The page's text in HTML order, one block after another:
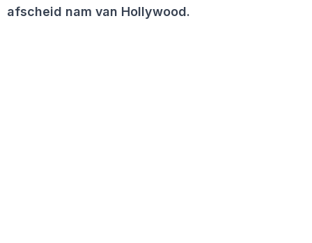
afscheid nam van Hollywood.